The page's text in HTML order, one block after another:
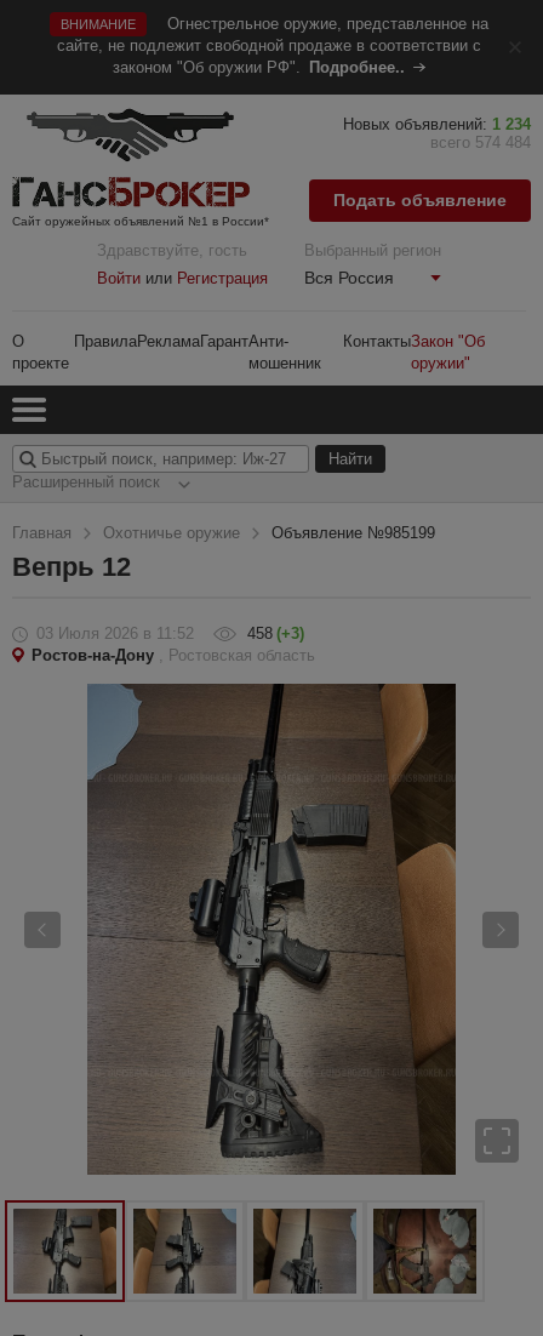
ВНИМАНИЕ
Огнестрельное оружие, представленное на
сайте, не подлежит свободной продаже в соответствии с
законом "Об оружии РФ".
Подробнее..
Сайт оружейных объявлений №1 в России*
Здравствуйте, гость
Войти или Регистрация
Выбранный регион
Вся Россия
О
проекте
ПравилаРекламаГарантАнти-
мошенник
КонтактыЗакон "Об
оружии"
Новых объявлений: 1 234
всего 574 484
Подать объявление
Расширенный поиск
Главная Охотничье оружие Объявление №985199
Вепрь 12
03 Июля 2026 в 11:52 458 (+3)
Ростов-на-Дону , Ростовская область